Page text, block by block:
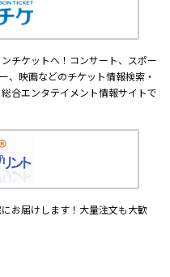
チケットへ！コンサート、スポー
、映画などのチケット情報検索・
合エンタテイメント情報サイトで
お届けします！大量注文も大歓